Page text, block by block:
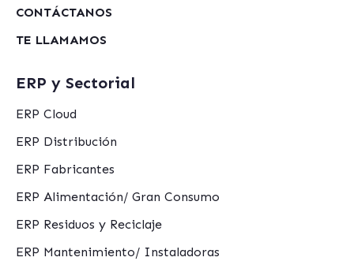
CONTÁCTANOS
TE LLAMAMOS
ERP y Sectorial
ERP Cloud
ERP Distribución
ERP Fabricantes
ERP Alimentación/ Gran Consumo
ERP Residuos y Reciclaje
ERP Mantenimiento/ Instaladoras